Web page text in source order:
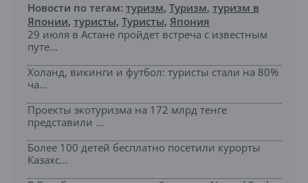
Новости по тегам: туризм, Туризм, туризм в
Японии, туристы, Туристы, Япония
29 июля в Астане пройдет встреча с известным
путе...
Холанд, викинги и футбол: туристы стали на 80%
ча...
Проекты экотуризма на 172 млрд тенге
представили ...
Более 100 детей бесплатно посетили курорты
Казахс...